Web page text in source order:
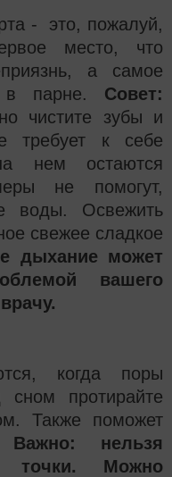
- это, пожалуй,
место, что
а самое
в парне. Совет:
чистите зубы и
требует к себе
нем остаются
не помогут,
воды. Освежить
свежее сладкое
дыхание может
вашего
когда поры
протирайте
Также поможет
Важно: нельзя
точки. Можно